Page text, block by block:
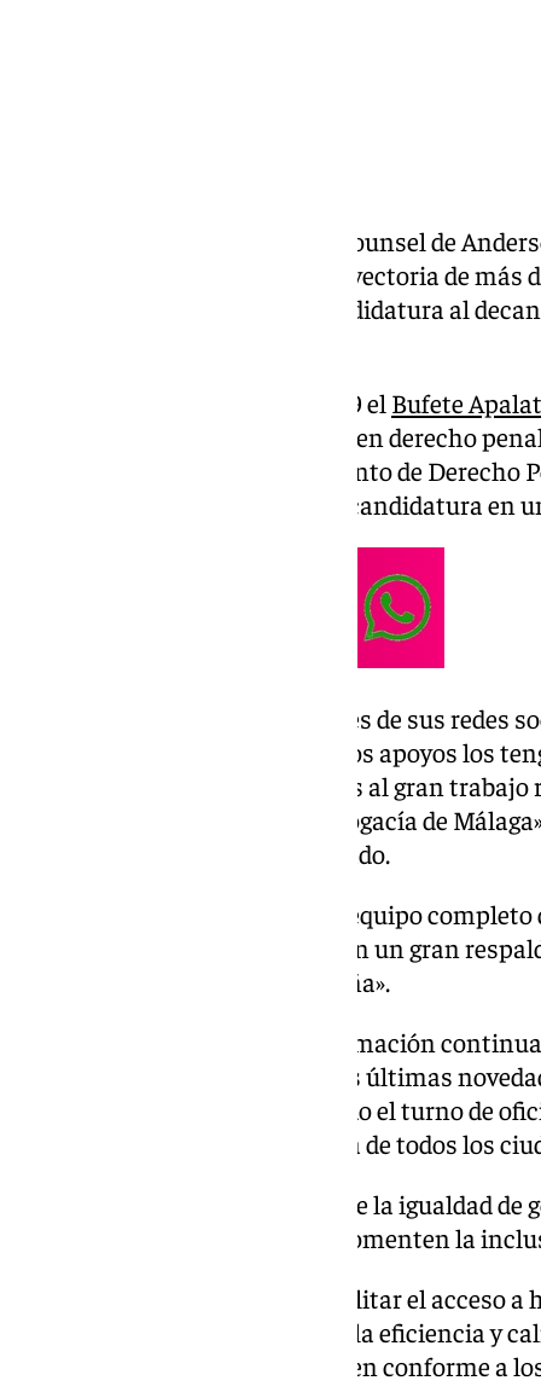
La letrada Regina Apalategui, Counsel de
Derecho Procesal y con una trayectoria de más
anunciado oficialmente su candidatura al
Apalategui, quien fundó en 2019 el Bufete
Apalategui, se ha especializado en derecho
sido profesora en el Departamento de Derecho
Málaga, han señalado desde la candidatura en
En su anuncio, realizado a través de sus redes
que «el momento lo demanda, los apoyos los
ganas de sumar nuevos avances al gran
años desde el gobierno de la Abogacía de
mucho por avanzar», ha apuntado.
Apalategui se presenta con un equipo
Junta de Gobierno, «y cuenta con un gran
conforma la abogacía malagueña».
Su programa se centra en la formación
que se mantengan al día con las últimas
Además, busca seguir mejorando el turno de
garantizar el acceso a la justicia de todos los
La candidata también promueve la igualdad de
implementando políticas que fomenten la
Además, Apalategui planea facilitar el acceso
servicios digitales que mejoren la eficiencia y
al tiempo que asegura que actúen conforme a